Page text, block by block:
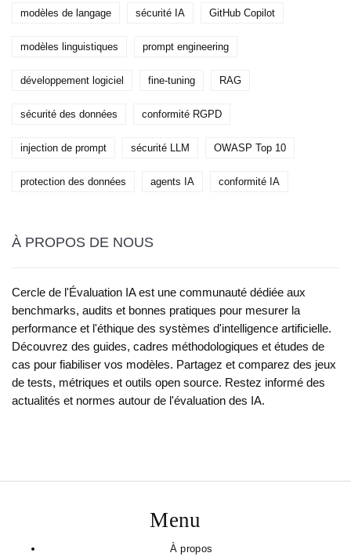
modèles de langage sécurité IA GitHub Copilot
modèles linguistiques prompt engineering
développement logiciel fine-tuning RAG
sécurité des données conformité RGPD
injection de prompt sécurité LLM OWASP Top 10
protection des données agents IA conformité IA
À PROPOS DE NOUS
Cercle de l'Évaluation IA est une communauté dédiée aux
benchmarks, audits et bonnes pratiques pour mesurer la
performance et l'éthique des systèmes d'intelligence artificielle.
Découvrez des guides, cadres méthodologiques et études de
cas pour fiabiliser vos modèles. Partagez et comparez des jeux
de tests, métriques et outils open source. Restez informé des
actualités et normes autour de l'évaluation des IA.
Menu
À propos